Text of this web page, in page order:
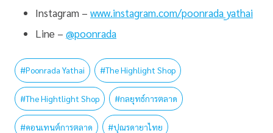
Instagram – www.instagram.com/poonrada_yathai
Line – @poonrada
#Poonrada Yathai #The Highlight Shop
#The Hightlight Shop #กลยุทธ์การตลาด
#คอนเทนต์การตลาด #ปุณรดายาไทย